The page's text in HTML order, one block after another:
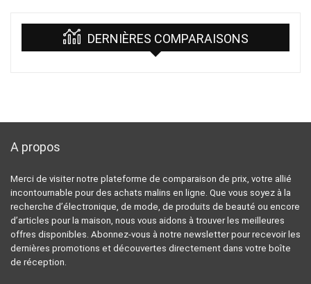
DERNIÈRES COMPARAISONS
A propos
Merci de visiter notre plateforme de comparaison de prix, votre allié
incontournable pour des achats malins en ligne. Que vous soyez à la
recherche d’électronique, de mode, de produits de beauté ou encore
d’articles pour la maison, nous vous aidons à trouver les meilleures
offres disponibles. Abonnez-vous à notre newsletter pour recevoir les
dernières promotions et découvertes directement dans votre boîte
de réception.